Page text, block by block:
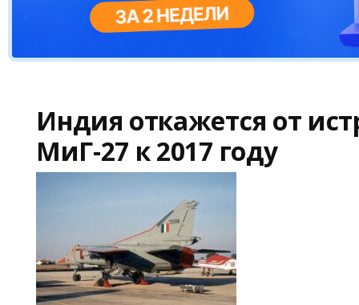
Индия откажется от
МиГ-27 к 2017 году